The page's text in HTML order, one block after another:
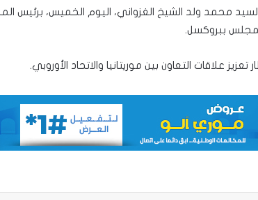
محمد ولد الشيخ الغزواني، اليوم الخميس، برئيس
ببروكسل.
علاقات التعاون بين موريتانيا والاتحاد الأوروبي.
تعميم
الخبز